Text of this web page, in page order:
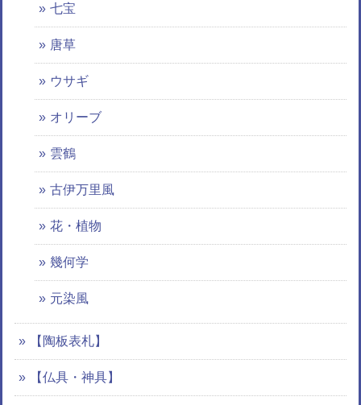
七宝
唐草
ウサギ
オリーブ
雲鶴
古伊万里風
花・植物
幾何学
元染風
【陶板表札】
【仏具・神具】